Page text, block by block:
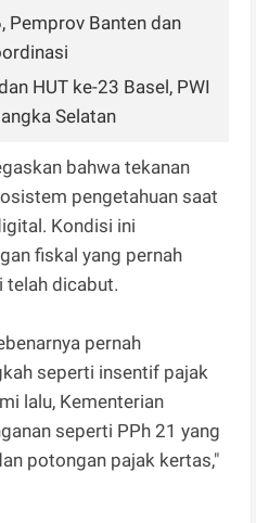
Pemprov Banten dan
HUT ke-23 Basel, PWI
Selatan
bahwa tekanan
pengetahuan saat
Kondisi ini
fiskal yang pernah
telah dicabut.
pernah
seperti insentif pajak
lalu, Kementerian
seperti PPh 21 yang
potongan pajak kertas,"